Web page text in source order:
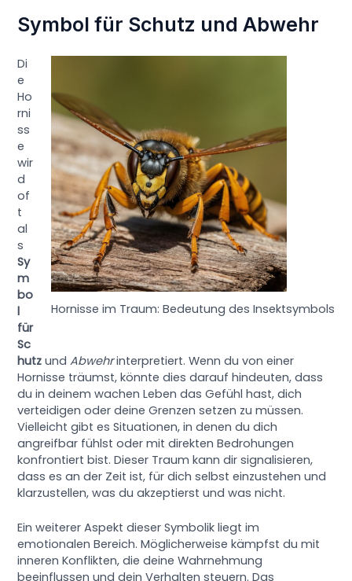
Symbol für Schutz und Abwehr
Hornisse im Traum: Bedeutung des Insektsymbols
Di
e
Ho
rni
ss
e
wir
d
of
t
al
s
Sy
m
bo
l
für
Sc
hutz undAbwehrinterpretiert. Wenn du von einer
Hornisse träumst, könnte dies darauf hindeuten, dass
du in deinem wachen Leben das Gefühl hast, dich
verteidigen oder deine Grenzen setzen zu müssen.
Vielleicht gibt es Situationen, in denen du dich
angreifbar fühlst oder mit direkten Bedrohungen
konfrontiert bist. Dieser Traum kann dir signalisieren,
dass es an der Zeit ist, für dich selbst einzustehen und
klarzustellen, was du akzeptierst und was nicht.
Ein weiterer Aspekt dieser Symbolik liegt im
emotionalen Bereich. Möglicherweise kämpfst du mit
inneren Konflikten, die deine Wahrnehmung
beeinflussen und dein Verhalten steuern. Das